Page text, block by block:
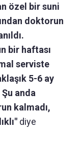
özel bir suni
doktorun
bir haftası
serviste
5-6 ay
anda
kalmadı,
diye